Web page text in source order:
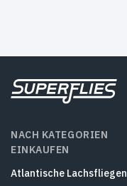
NACH KATEGORIEN
EINKAUFEN
Atlantische Lachsfliegen